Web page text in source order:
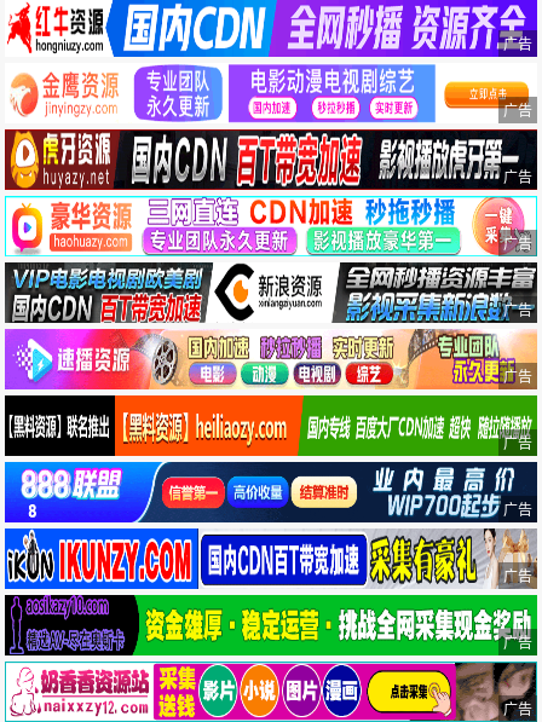
广告
广告
广告
广告
广告
广告
广告
广告
广告
广告
广告